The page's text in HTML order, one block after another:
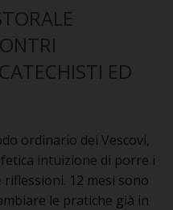
ED
ordinario dei Vescovi,
intuizione di porre i
12 mesi sono
le pratiche già in